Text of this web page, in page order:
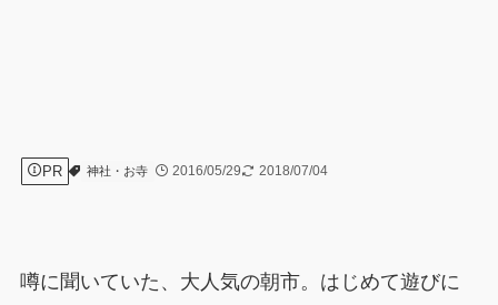
PR 神社・お寺 2016/05/29 2018/07/04
噂に聞いていた、大人気の朝市。はじめて遊びに